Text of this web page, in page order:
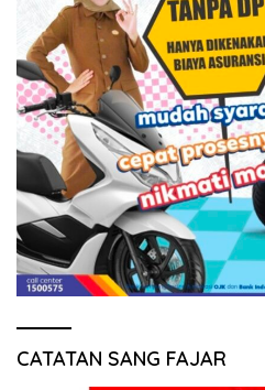
CATATAN SANG FAJAR